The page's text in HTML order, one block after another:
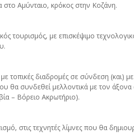
στο Αμύνταιο, κρόκος στην Κοζάνη.
τουρισμός, με επισκέψιμο
τοπικές διαδρομές σε σύνδεση (και)
θα συνδεθεί μελλοντικά με τον
– Βόρειο Ακρωτήριο).
στις τεχνητές λίμνες που θα